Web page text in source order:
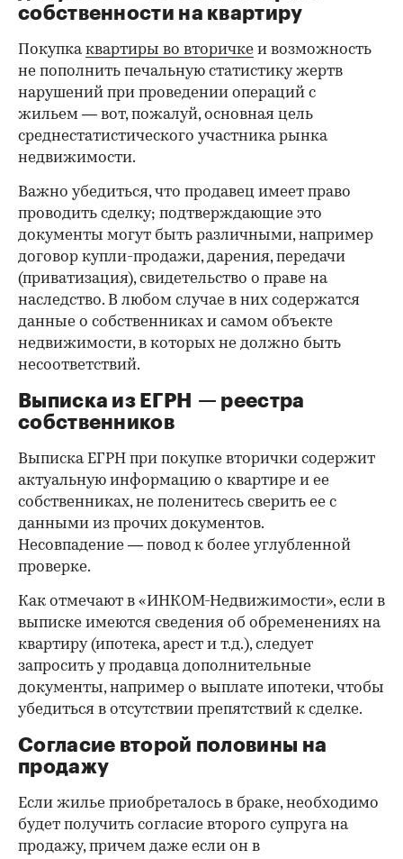
собственности на квартиру
Покупкаквартиры во вторичке и возможность
не пополнить печальную статистику жертв
нарушений при проведении операций с
жильем — вот, пожалуй, основная цель
среднестатистического участника рынка
недвижимости.
Важно убедиться, что продавец имеет право
проводить сделку; подтверждающие это
документы могут быть различными, например
договор купли-продажи, дарения, передачи
(приватизация), свидетельство о праве на
наследство. В любом случае в них содержатся
данные о собственниках и самом объекте
недвижимости, в которых не должно быть
несоответствий.
Выписка из ЕГРН — реестра
собственников
Выписка ЕГРН при покупке вторички содержит
актуальную информацию о квартире и ее
собственниках, не поленитесь сверить ее с
данными из прочих документов.
Несовпадение — повод к более углубленной
проверке.
Как отмечают в «ИНКОМ-Недвижимости», если в
выписке имеются сведения об обременениях на
квартиру (ипотека, арест и т.д.), следует
запросить у продавца дополнительные
документы, например о выплате ипотеки, чтобы
убедиться в отсутствии препятствий к сделке.
Согласие второй половины на
продажу
Если жилье приобреталось в браке, необходимо
будет получить согласие второго супруга на
продажу, причем даже если он в